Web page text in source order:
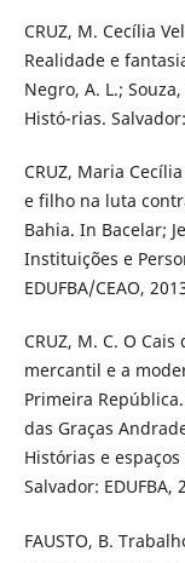
CRUZ, M. Cecília
Realidade e
Negro, A. L.;
Histó-rias.
CRUZ, Maria
e filho na luta
Bahia. In Bacelar;
Instituições e
EDUFBA/CEAO,
CRUZ, M. C. O
mercantil e a
Primeira
das Graças
Histórias e
Salvador: EDUFBA,
FAUSTO, B.